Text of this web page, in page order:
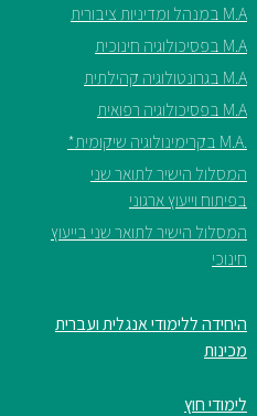
M.A במנהל ומדיניות ציבורית
M.A בפסיכולוגיה חינוכית
M.A בגרונטולוגיה קהילתית
M.A בפסיכולוגיה רפואית
.M.A בקרימינולוגיה שיקומית*
המסלול הישיר לתואר שני
בפיתוח וייעוץ ארגוני
המסלול הישיר לתואר שני בייעוץ
חינוכי
היחידה ללימודי אנגלית ועברית
מכינות
לימודי חוץ